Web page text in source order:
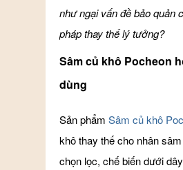
như ngại vấn đề bảo quản
pháp thay thế lý tưởng?
Sâm củ khô Pocheon
dùng
Sản phẩm Sâm củ khô
khô thay thế cho nhân
chọn lọc, chế biến dưới